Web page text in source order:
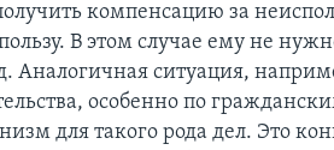
компенсацию за
В этом случае ему не
Аналогичная ситуация,
особенно по
для такого рода дел. Это